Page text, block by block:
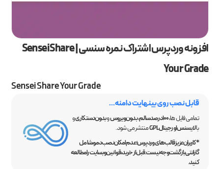
افزونه وردپرس اشتراک نمره سنسی | Sensei Share
Your Grade
Sensei Share Your Grade
قابل نصب روی بینهایت دامنه...
تمامی فایل ها،100 درصد سالم ،بدون ویروسوبدون دستکاریو
بالایسنس اورجینال GPL
منتشر می شود.
*کاربران عزیز قالب‌های وردپرس؛ عدم امکان نصب دمو، شامل
گارانتی بازگشت وجه نیست. قبل از خرید، قوانین وبسایت را مطالعه
کنید.